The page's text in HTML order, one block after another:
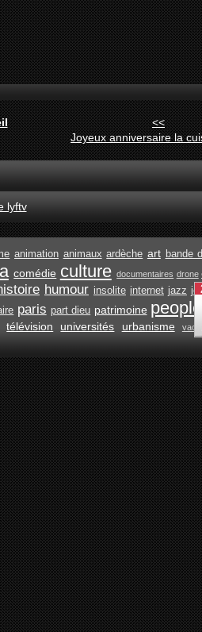
<<
Joyeux anniversaire la
animation animaux ardèche art bande
comédie culture documentaires drone
humour insolite internet jazz
paris part dieu patrimoine people
télévision universités urbanisme